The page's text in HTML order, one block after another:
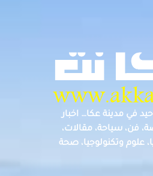
في مدينة عكا… اخبار
فن، سياحة، مقالات،
علوم وتكنولوجيا، صحة